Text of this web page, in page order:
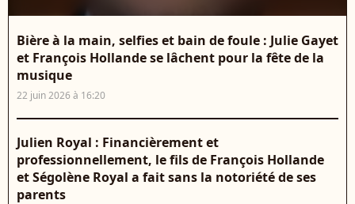
Bière à la main, selfies et bain de foule : Julie Gayet
et François Hollande se lâchent pour la fête de la
musique
22 juin 2026 à 16:20
Julien Royal : Financièrement et
professionnellement, le fils de François Hollande
et Ségolène Royal a fait sans la notoriété de ses
parents